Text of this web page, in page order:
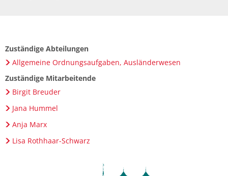
Zuständige Abteilungen
Allgemeine Ordnungsaufgaben, Ausländerwesen
Zuständige Mitarbeitende
Birgit Breuder
Jana Hummel
Anja Marx
Lisa Rothhaar-Schwarz